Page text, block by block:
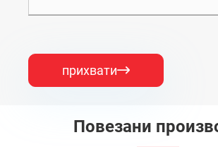
прихвати
Повезани